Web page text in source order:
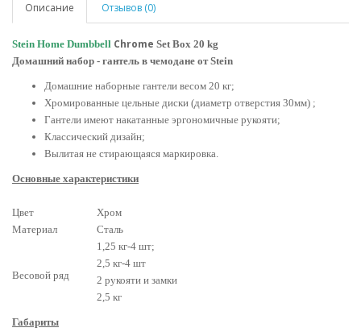
Описание Отзывов (0)
Stein Home Dumbbell Chrome Set Box 20 kg
Домашний набор - гантель в чемодане от Stein
Домашние наборные гантели весом 20 кг;
Хромированные цельные диски (диаметр отверстия 30мм) ;
Гантели имеют накатанные эргономичные рукояти;
Классический дизайн;
Вылитая не стирающаяся маркировка.
Основные характеристики
Цвет
Хром
Материал
Сталь
Весовой ряд
1,25 кг-4 шт;
2,5 кг-4 шт
2 рукояти и замки
2,5 кг
Габариты